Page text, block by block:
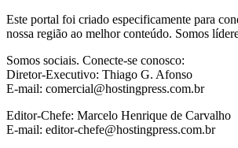
Este portal foi criado especificamente para
nossa região ao melhor conteúdo. Somos
Somos sociais. Conecte-se conosco:
Diretor-Executivo: Thiago G. Afonso
E-mail: comercial@hostingpress.com.br
Editor-Chefe: Marcelo Henrique de Carvalho
E-mail: editor-chefe@hostingpress.com.br